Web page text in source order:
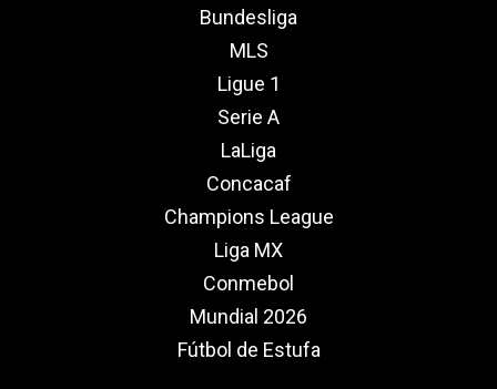
Bundesliga
MLS
Ligue 1
Serie A
LaLiga
Concacaf
Champions League
Liga MX
Conmebol
Mundial 2026
Fútbol de Estufa